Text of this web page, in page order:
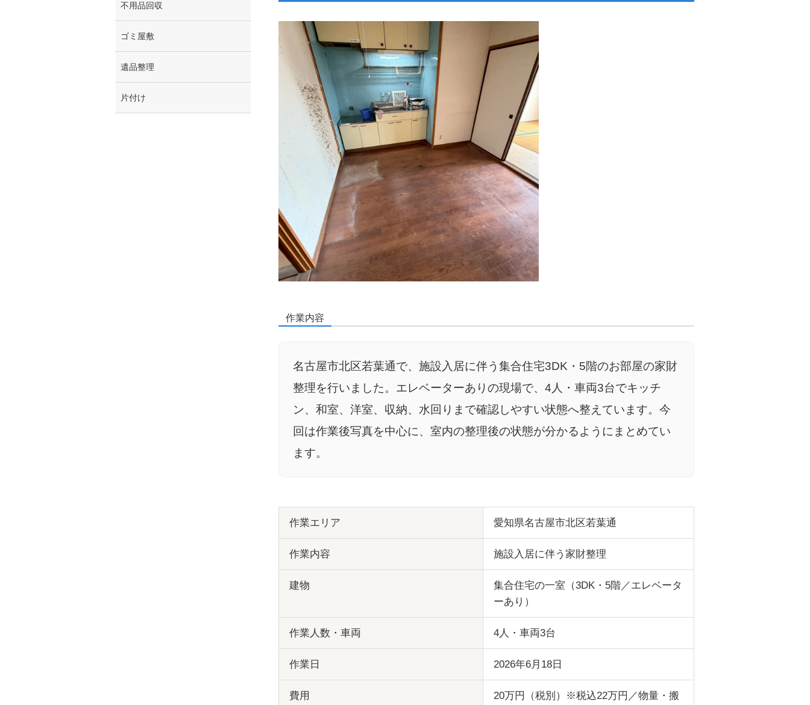
作業内容
名古屋市北区若葉通で、施設入居に伴う集合住宅3DK・5階のお部屋の家財
整理を行いました。エレベーターありの現場で、4人・車両3台でキッチ
ン、和室、洋室、収納、水回りまで確認しやすい状態へ整えています。今
回は作業後写真を中心に、室内の整理後の状態が分かるようにまとめてい
ます。
作業エリア 愛知県名古屋市北区若葉通
作業内容 施設入居に伴う家財整理
建物
集合住宅の一室（3DK・5階／エレベータ
ーあり）
作業人数・車両 4人・車両3台
作業日 2026年6月18日
費用
20万円（税別）※税込22万円／物量・搬
不用品回収
ゴミ屋敷
遺品整理
片付け